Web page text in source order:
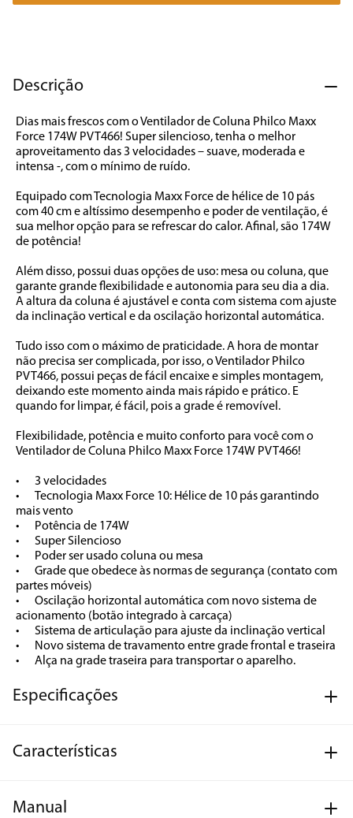
Descrição
Dias mais frescos com o Ventilador de Coluna Philco Maxx
Force 174W PVT466! Super silencioso, tenha o melhor
aproveitamento das 3 velocidades – suave, moderada e
intensa -, com o mínimo de ruído.
Equipado com Tecnologia Maxx Force de hélice de 10 pás
com 40 cm e altíssimo desempenho e poder de ventilação, é
sua melhor opção para se refrescar do calor. Afinal, são 174W
de potência!
Além disso, possui duas opções de uso: mesa ou coluna, que
garante grande flexibilidade e autonomia para seu dia a dia.
A altura da coluna é ajustável e conta com sistema com ajuste
da inclinação vertical e da oscilação horizontal automática.
Tudo isso com o máximo de praticidade. A hora de montar
não precisa ser complicada, por isso, o Ventilador Philco
PVT466, possui peças de fácil encaixe e simples montagem,
deixando este momento ainda mais rápido e prático. E
quando for limpar, é fácil, pois a grade é removível.
Flexibilidade, potência e muito conforto para você com o
Ventilador de Coluna Philco Maxx Force 174W PVT466!
•	3 velocidades
•	Tecnologia Maxx Force 10: Hélice de 10 pás garantindo
mais vento
•	Potência de 174W
•	Super Silencioso
•	Poder ser usado coluna ou mesa
•	Grade que obedece às normas de segurança (contato com
partes móveis)
•	Oscilação horizontal automática com novo sistema de
acionamento (botão integrado à carcaça)
•	Sistema de articulação para ajuste da inclinação vertical
•	Novo sistema de travamento entre grade frontal e traseira
•	Alça na grade traseira para transportar o aparelho.
Especificações
Características
Manual
7º cafeteira
ventilador